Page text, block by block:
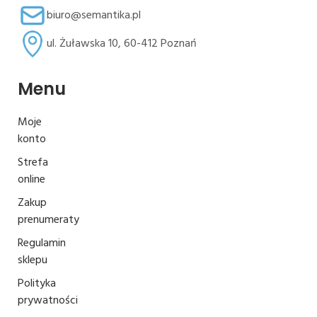
biuro@semantika.pl
ul. Żuławska 10, 60-412 Poznań
Menu
Moje
konto
Strefa
online
Zakup
prenumeraty
Regulamin
sklepu
Polityka
prywatności